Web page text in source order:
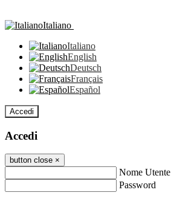
Italiano
Italiano
English
Deutsch
Français
Español
Accedi
Accedi
button close ×
Nome Utente
Password